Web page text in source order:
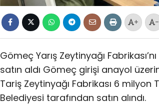
+ -
Gömeç Yarış Zeytinyağı
satın aldı Gömeç girişi anayol
Tariş Zeytinyağı Fabrikası 6 milyon
Belediyesi tarafından satın alındı.